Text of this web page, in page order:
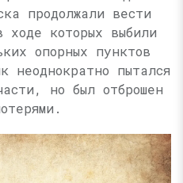
продолжали вести
ходе которых выбили
опорных пунктов
неоднократно пытался
но был отброшен